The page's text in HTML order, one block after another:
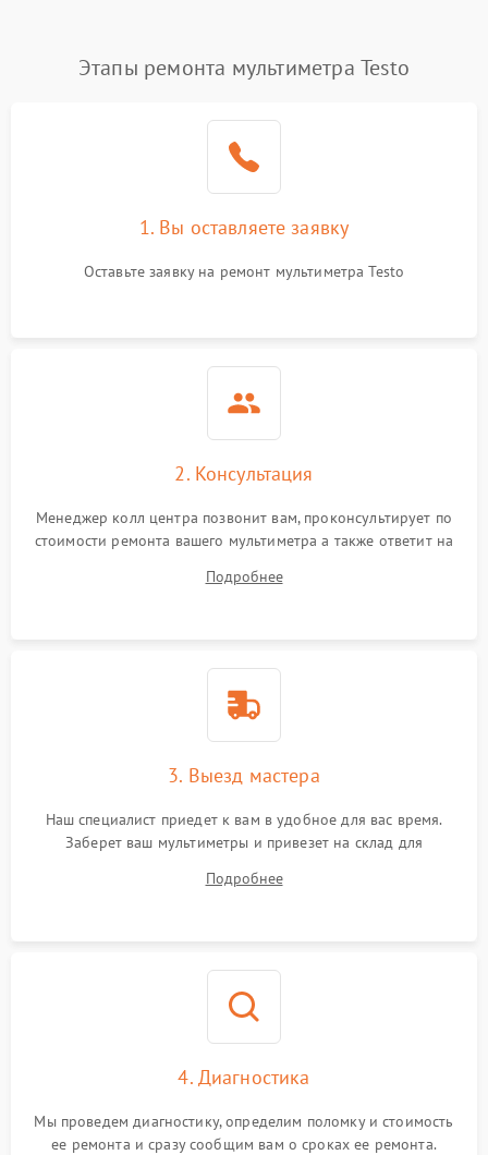
Этапы ремонта мультиметра Testo
1. Вы оставляете заявку
Оставьте заявку на ремонт мультиметра Testo
2. Консультация
Менеджер колл центра позвонит вам, проконсультирует по
стоимости ремонта вашего мультиметра а также ответит на
Подробнее
3. Выезд мастера
Наш специалист приедет к вам в удобное для вас время.
Заберет ваш мультиметры и привезет на склад для
Подробнее
4. Диагностика
Мы проведем диагностику, определим поломку и стоимость
ее ремонта и сразу сообщим вам о сроках ее ремонта.